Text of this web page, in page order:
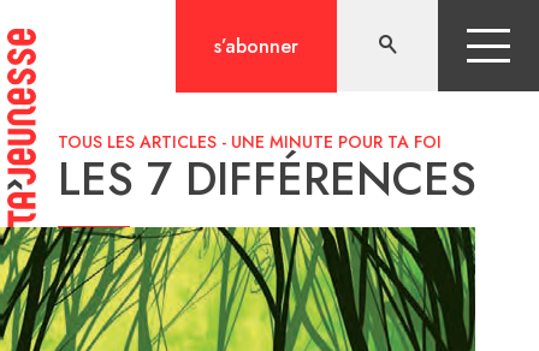
au
contenu
s’abonner
TOUS LES ARTICLES - UNE MINUTE POUR TA FOI
LES 7 DIFFÉRENCES